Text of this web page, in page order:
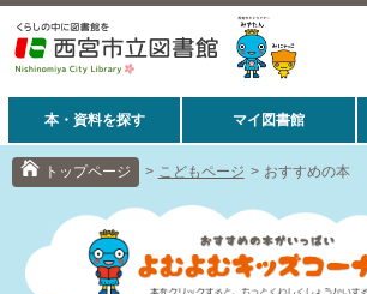
本・資料を探す マイ図書館
トップページ > こどもページ > おすすめの本